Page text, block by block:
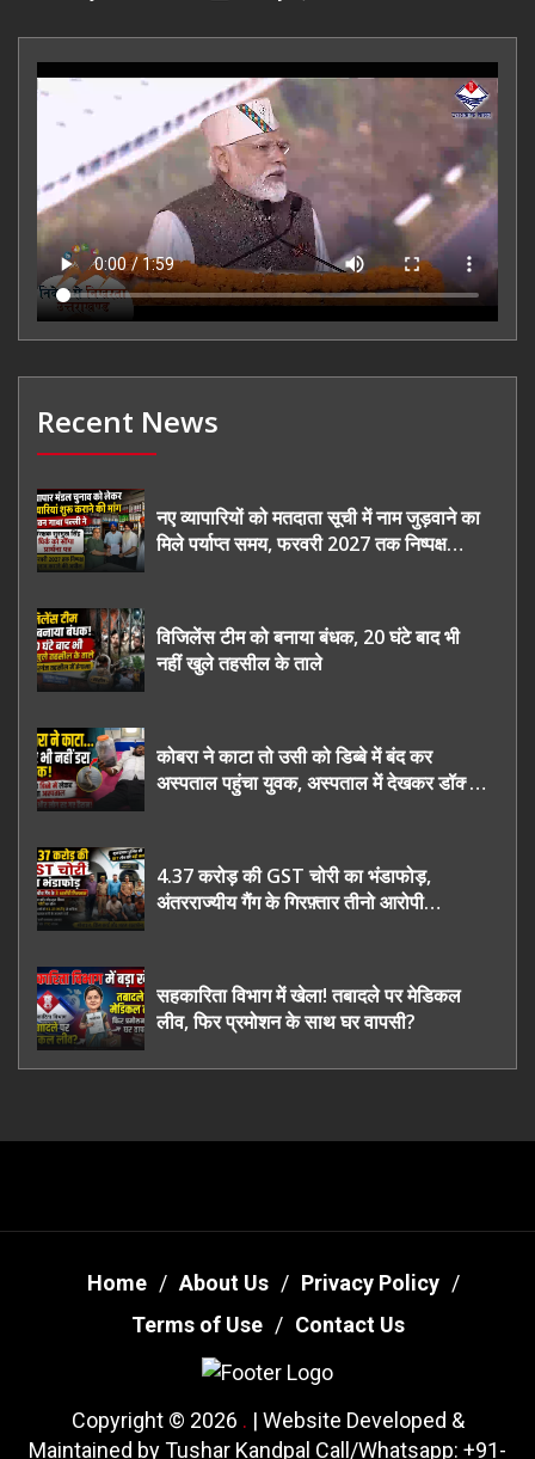
Recent News
नए व्यापारियों को मतदाता सूची में नाम जुड़वाने का
मिले पर्याप्त समय, फरवरी 2027 तक निष्पक्ष
विजिलेंस टीम को बनाया बंधक, 20 घंटे बाद भी
नहीं खुले तहसील के ताले
कोबरा ने काटा तो उसी को डिब्बे में बंद कर
अस्पताल पहुंचा युवक, अस्पताल में देखकर डॉक्टर
4.37 करोड़ की GST चोरी का भंडाफोड़,
अंतरराज्यीय गैंग के गिरफ़्तार तीनो आरोपी
सहकारिता विभाग में खेला! तबादले पर मेडिकल
लीव, फिर प्रमोशन के साथ घर वापसी?
Home About Us
Privacy Policy
Terms of Use
Contact Us
Copyright © 2026 . | Website Developed &
Maintained by Tushar Kandpal Call/Whatsapp: +91-